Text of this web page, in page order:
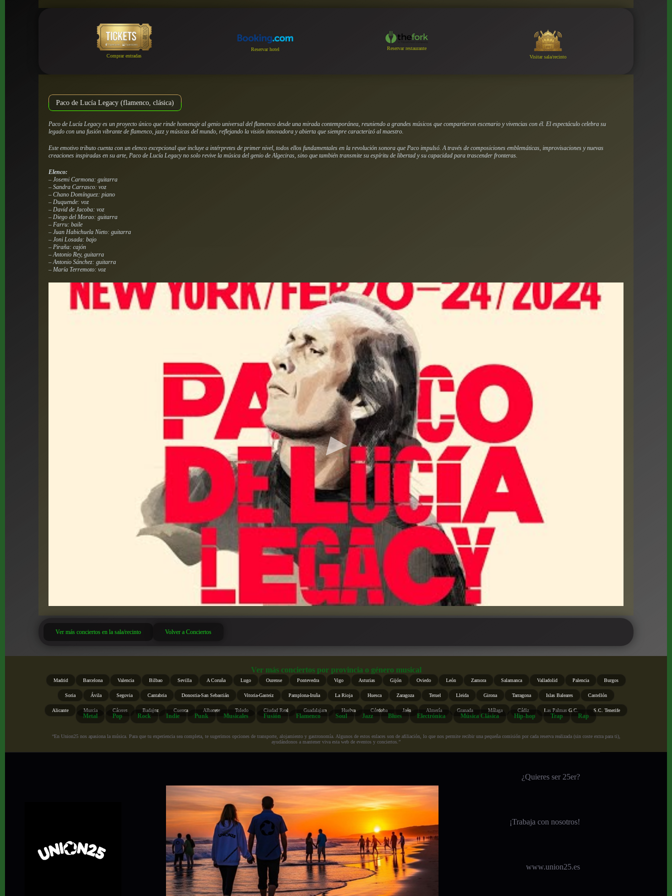
Comprar entradas
Reservar hotel
Reservar restaurante
Visitar sala/recinto
Paco de Lucía Legacy (flamenco, clásica)
Paco de Lucía Legacy es un proyecto único que rinde homenaje al genio universal del flamenco desde una mirada contemporánea, reuniendo a grandes músicos que compartieron escenario y vivencias con él. El espectáculo celebra su
legado con una fusión vibrante de flamenco, jazz y músicas del mundo, reflejando la visión innovadora y abierta que siempre caracterizó al maestro.
Este emotivo tributo cuenta con un elenco excepcional que incluye a intérpretes de primer nivel, todos ellos fundamentales en la revolución sonora que Paco impulsó. A través de composiciones emblemáticas, improvisaciones y nuevas
creaciones inspiradas en su arte, Paco de Lucía Legacy no solo revive la música del genio de Algeciras, sino que también transmite su espíritu de libertad y su capacidad para trascender fronteras.
Elenco:
– Josemi Carmona: guitarra
– Sandra Carrasco: voz
– Chano Domínguez: piano
– Duquende: voz
– David de Jacoba: voz
– Diego del Morao: guitarra
– Farru: baile
– Juan Habichuela Nieto: guitarra
– Joni Losada: bajo
– Piraña: cajón
– Antonio Rey, guitarra
– Antonio Sánchez: guitarra
– María Terremoto: voz
Ver más conciertos en la sala/recinto Volver a Conciertos
Ver más conciertos por provincia o género musical
Madrid Barcelona Valencia Bilbao Sevilla A Coruña Lugo Ourense Pontevedra Vigo Asturias Gijón Oviedo León Zamora Salamanca Valladolid Palencia Burgos
Soria Ávila Segovia Cantabria Donostia-San Sebastián Vitoria-Gasteiz Pamplona-Iruña La Rioja Huesca Zaragoza Teruel Lleida Girona Tarragona Islas Baleares Castellón
Alicante Murcia Cáceres Badajoz Cuenca Albacete Toledo Ciudad Real Guadalajara Huelva Córdoba Jaén Almería Granada Málaga Cádiz Las Palmas G.C. S.C. Tenerife
Metal Pop Rock Indie Punk Musicales Fusión Flamenco Soul Jazz Blues Electrónica Música Clásica Hip-hop Trap Rap
“En Union25 nos apasiona la música. Para que tu experiencia sea completa, te sugerimos opciones de transporte, alojamiento y gastronomía. Algunos de estos enlaces son de afiliación, lo que nos permite recibir una pequeña comisión por cada reserva realizada (sin coste extra para ti),
ayudándonos a mantener viva esta web de eventos y conciertos.”
¿Quieres ser 25er?
¡Trabaja con nosotros!
www.union25.es